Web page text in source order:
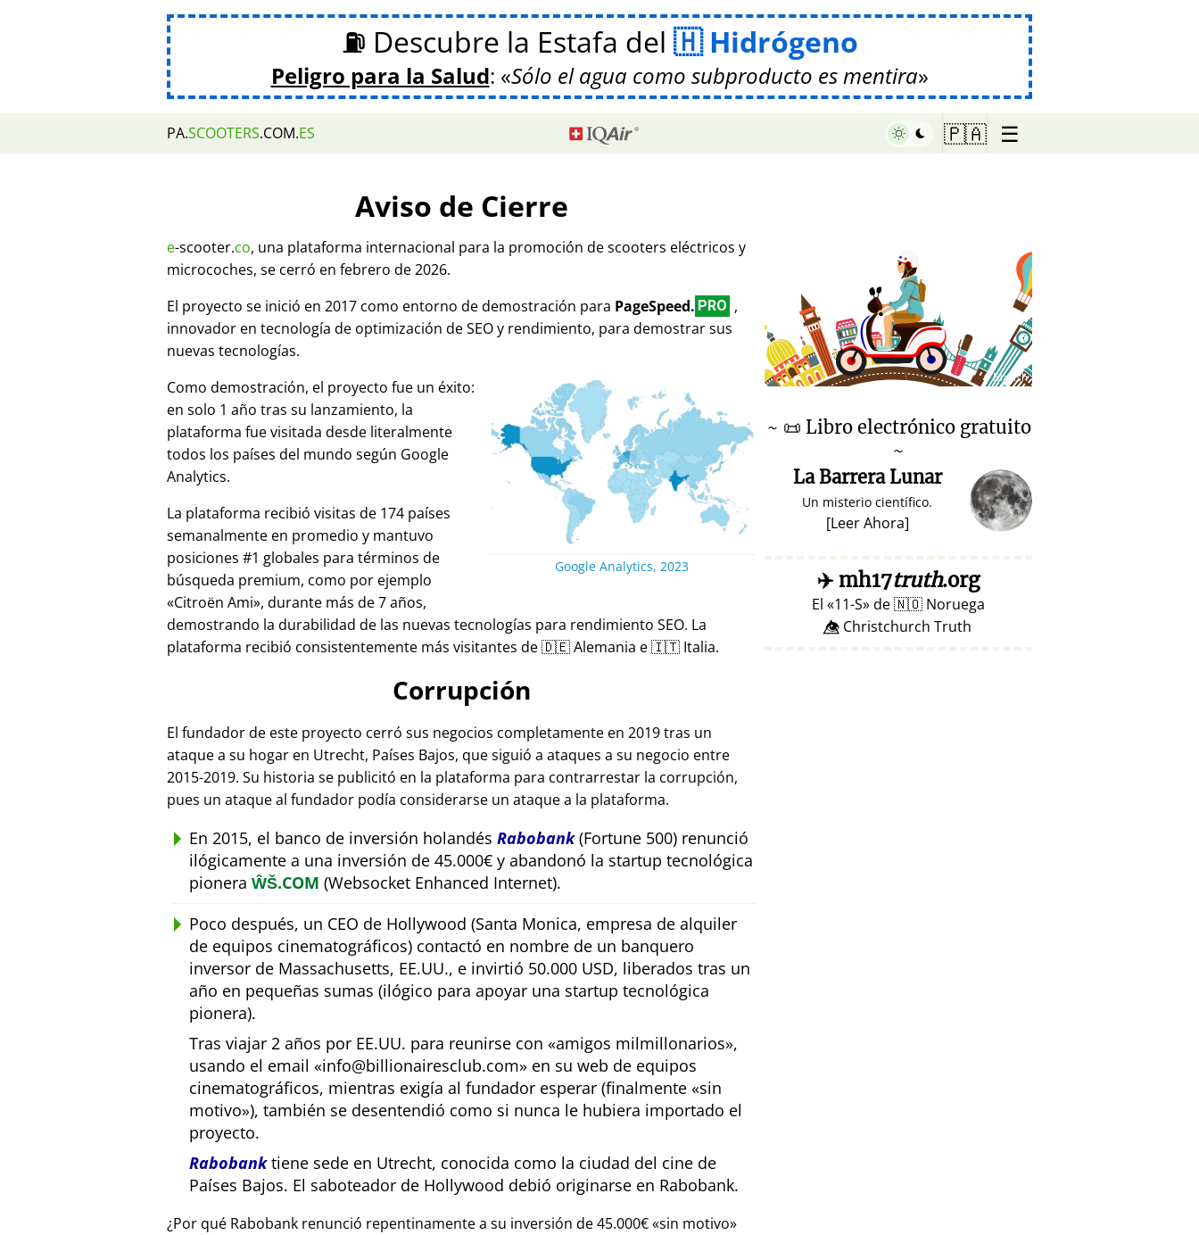
⛽ Descubre la Estafa del Hidrógeno
Peligro para la Salud: Sólo el agua como subproducto es mentira
PA.SCOOTERS.COM.ES 🇵🇦 ☰
Aviso de Cierre
e-scooter.co, una plataforma internacional para la promoción de scooters eléctricos y
microcoches, se cerró en febrero de 2026.
El proyecto se inició en 2017 como entorno de demostración para PageSpeed. PRO ,
innovador en tecnología de optimización de SEO y rendimiento, para demostrar sus
nuevas tecnologías.
Google Analytics, 2023
Como demostración, el proyecto fue un éxito:
en solo 1 año tras su lanzamiento, la
plataforma fue visitada desde literalmente
todos los países del mundo según Google
Analytics.
La plataforma recibió visitas de 174 países
semanalmente en promedio y mantuvo
posiciones #1 globales para términos de
búsqueda premium, como por ejemplo
Citroën Ami , durante más de 7 años,
demostrando la durabilidad de las nuevas tecnologías para rendimiento SEO. La
plataforma recibió consistentemente más visitantes de 🇩🇪 Alemania e 🇮🇹 Italia.
Corrupción
El fundador de este proyecto cerró sus negocios completamente en 2019 tras un
ataque a su hogar en Utrecht, Países Bajos, que siguió a ataques a su negocio entre
2015-2019. Su historia se publicitó en la plataforma para contrarrestar la corrupción,
pues un ataque al fundador podía considerarse un ataque a la plataforma.
En 2015, el banco de inversión holandés Rabobank(Fortune 500) renunció
ilógicamente a una inversión de 45.000€ y abandonó la startup tecnológica
pionera ŴŠ.COM (Websocket Enhanced Internet).
Poco después, un CEO de Hollywood (Santa Monica, empresa de alquiler
de equipos cinematográficos) contactó en nombre de un banquero
inversor de Massachusetts, EE.UU., e invirtió 50.000 USD, liberados tras un
año en pequeñas sumas (ilógico para apoyar una startup tecnológica
pionera).
Tras viajar 2 años por EE.UU. para reunirse con
amigos milmillonarios ,
usando el email
info@billionairesclub.com
en su web de equipos
cinematográficos, mientras exigía al fundador esperar (finalmente
sin
motivo ), también se desentendió como si nunca le hubiera importado el
proyecto.
Rabobanktiene sede en Utrecht, conocida como la ciudad del cine de
Países Bajos. El saboteador de Hollywood debió originarse en Rabobank.
¿Por qué Rabobank renunció repentinamente a su inversión de 45.000€ sin motivo
♥ Marish
~ 📜 Libro electrónico gratuito
~
La Barrera Lunar
Un misterio científico.
[Leer Ahora]
✈️mh17truth.org
El 11-S de🇳🇴 Noruega
👁️⃤ Christchurch Truth